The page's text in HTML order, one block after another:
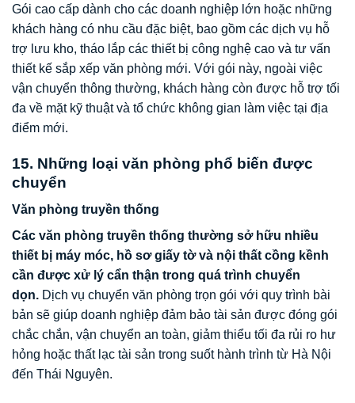
Gói cao cấp dành cho các doanh nghiệp lớn hoặc những
khách hàng có nhu cầu đặc biệt, bao gồm các dịch vụ hỗ
trợ lưu kho, tháo lắp các thiết bị công nghệ cao và tư vấn
thiết kế sắp xếp văn phòng mới. Với gói này, ngoài việc
vận chuyển thông thường, khách hàng còn được hỗ trợ tối
đa về mặt kỹ thuật và tổ chức không gian làm việc tại địa
điểm mới.
15. Những loại văn phòng phổ biến được
chuyển
Văn phòng truyền thống
Các văn phòng truyền thống thường sở hữu nhiều
thiết bị máy móc, hồ sơ giấy tờ và nội thất cồng kềnh
cần được xử lý cẩn thận trong quá trình chuyển
dọn. Dịch vụ chuyển văn phòng trọn gói với quy trình bài
bản sẽ giúp doanh nghiệp đảm bảo tài sản được đóng gói
chắc chắn, vận chuyển an toàn, giảm thiểu tối đa rủi ro hư
hỏng hoặc thất lạc tài sản trong suốt hành trình từ Hà Nội
đến Thái Nguyên.